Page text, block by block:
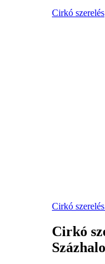
Cirkó szerelés
Cirkó
Cirkó